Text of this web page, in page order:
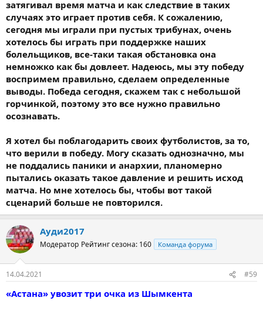
затягивал время матча и как следствие в таких
случаях это играет против себя. К сожалению,
сегодня мы играли при пустых трибунах, очень
хотелось бы играть при поддержке наших
болельщиков, все-таки такая обстановка она
немножко как бы довлеет. Надеюсь, мы эту победу
воспримем правильно, сделаем определенные
выводы. Победа сегодня, скажем так с небольшой
горчинкой, поэтому это все нужно правильно
осознавать.
Я хотел бы поблагодарить своих футболистов, за то,
что верили в победу. Могу сказать однозначно, мы
не поддались паники и анархии, планомерно
пытались оказать такое давление и решить исход
матча. Но мне хотелось бы, чтобы вот такой
сценарий больше не повторился.
Ауди2017
Модератор Рейтинг сезона: 160 Команда форума
14.04.2021 #59
«Астана» увозит три очка из Шымкента